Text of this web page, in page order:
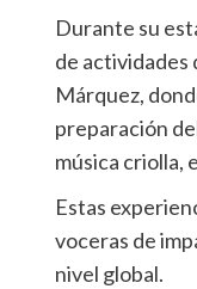
Durante su
de actividades
Márquez,
preparación
música criolla,
Estas
voceras de
nivel global.